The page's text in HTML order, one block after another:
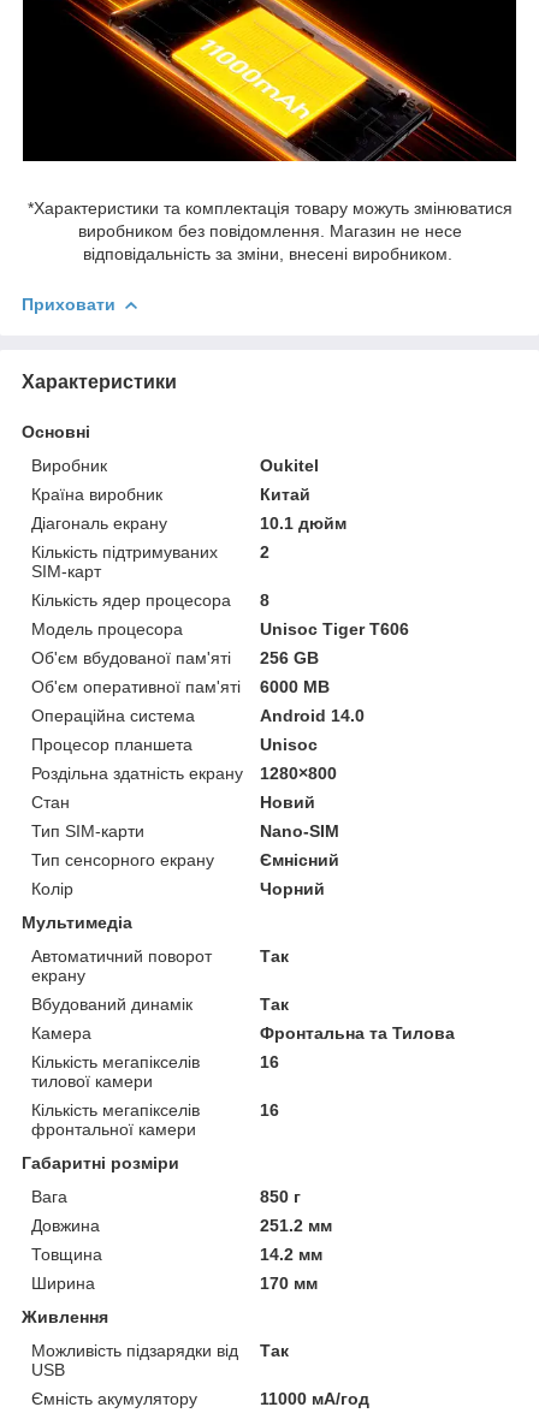
*Характеристики та комплектація товару можуть змінюватися
виробником без повідомлення. Магазин не несе
відповідальність за зміни, внесені виробником.
Приховати
Характеристики
Основні
Виробник
Oukitel
Країна виробник
Китай
Діагональ екрану
10.1 дюйм
Кількість підтримуваних
SIM-карт
2
Кількість ядер процесора
8
Модель процесора
Unisoc Tiger T606
Об'єм вбудованої пам'яті
256 GB
Об'єм оперативної пам'яті
6000 MB
Операційна система
Android 14.0
Процесор планшета
Unisoc
Роздільна здатність екрану
1280×800
Стан
Новий
Тип SIM-карти
Nano-SIM
Тип сенсорного екрану
Ємнісний
Колір
Чорний
Мультимедіа
Автоматичний поворот
екрану
Так
Вбудований динамік
Так
Камера
Фронтальна та Тилова
Кількість мегапікселів
тилової камери
16
Кількість мегапікселів
фронтальної камери
16
Габаритні розміри
Вага
850 г
Довжина
251.2 мм
Товщина
14.2 мм
Ширина
170 мм
Живлення
Можливість підзарядки від
USB
Так
Ємність акумулятору
11000 мА/год